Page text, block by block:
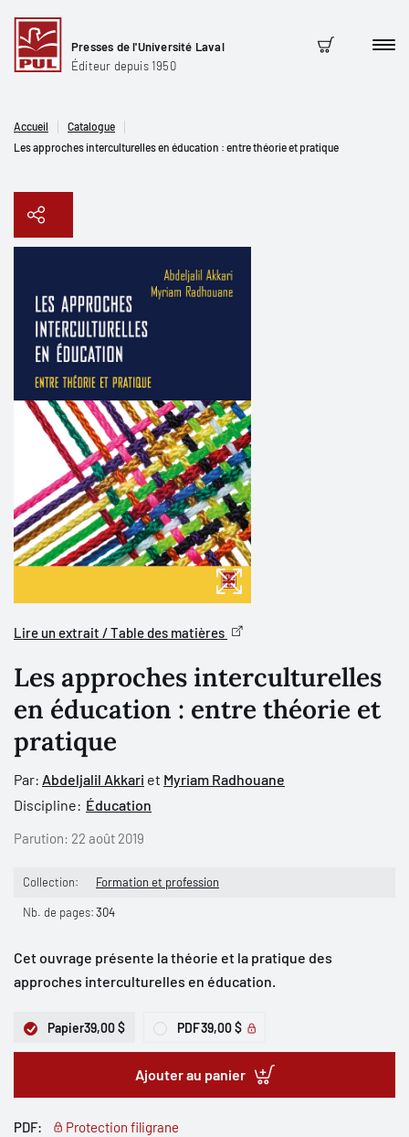
Presses de l'Université Laval
Éditeur depuis 1950
Panier
Accueil
Catalogue
Les approches interculturelles en éducation : entre théorie et pratique
Copier le lien
Lire un extrait / Table des matières
Les approches interculturelles
en éducation : entre théorie et
pratique
Par: Abdeljalil Akkari et Myriam Radhouane
Discipline: Éducation
Parution: 22 août 2019
Collection: Formation et profession
Nb. de pages:304
Cet ouvrage présente la théorie et la pratique des
approches interculturelles en éducation.
Papier39,00 $ PDF39,00 $
Ajouter au panier
PDF: Protection filigrane